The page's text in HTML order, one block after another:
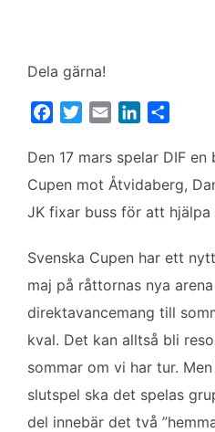
Dela gärna!
c
e
o
k
i
t
e
a
i
n
k
d
n
l
a
Den 17 mars spelar DIF
Cupen mot Åtvidaberg,
JK fixar buss för att
Svenska Cupen har ett
maj på råttornas nya
direktavancemang till
kval. Det kan alltså bli
sommar om vi har tur.
slutspel ska det spelas
del innebär det två